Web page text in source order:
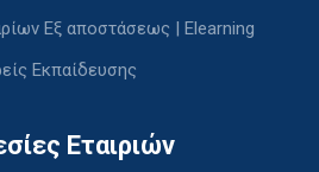
Εξ αποστάσεως | Elearning
Εκπαίδευσης
Εταιριών